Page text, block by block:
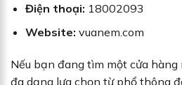
Điện thoại: 18002093
Website: vuanem.com
Nếu bạn đang tìm một cửa
đa dạng lựa chọn từ phổ thông